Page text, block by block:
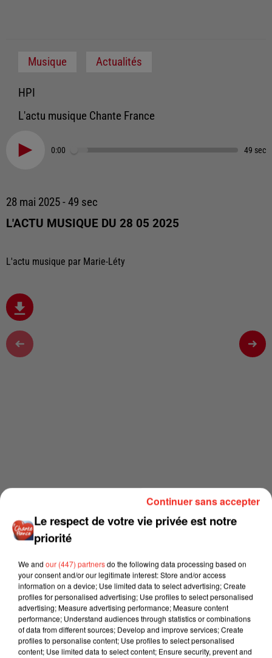
Musique Actualités
HPI
L'actu musique Chante France
0:00 49 sec
28 mai 2025 - 49 sec
L'ACTU MUSIQUE DU 28 05 2025
L'actu musique par Marie-Léty
Le respect de votre vie privée est notre
priorité
We and our (447) partnersdo the following data processing based on
your consent and/or our legitimate interest: Store and/or access
information on a device; Use limited data to select advertising; Create
profiles for personalised advertising; Use profiles to select personalised
advertising; Measure advertising performance; Measure content
performance; Understand audiences through statistics or combinations
of data from different sources; Develop and improve services; Create
profiles to personalise content; Use profiles to select personalised
content; Use limited data to select content; Ensure security, prevent and
Continuer sans accepter